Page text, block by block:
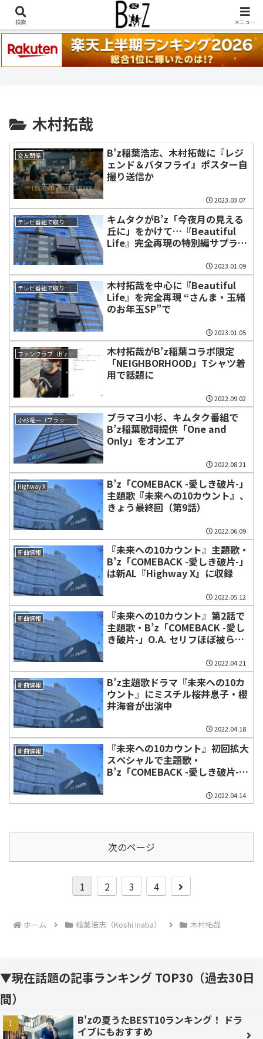
稲葉浩志『en-Zepp』『enⅣ』セトリ一覧はこちら
木村拓哉
交友関係
B’z稲葉浩志、木村拓哉に『レジ
ェンド＆バタフライ』ポスター自
撮り送信か
2023.03.07
テレビ番組で取り上げられた話題
キムタクがB’z「今夜月の見える
丘に」をかけて…『Beautiful
Life』完全再現の特別編サプライ
2023.01.09
テレビ番組で取り上げられた話題
木村拓哉を中心に『Beautiful
Life』を完全再現 “さんま・玉緒
のお年玉SP”で
2023.01.05
ファンクラブ（B'z PARTY）
木村拓哉がB’z稲葉コラボ限定
「NEIGHBORHOOD」Tシャツ着
用で話題に
2022.09.02
小杉竜一（ブラックマヨネーズ）
ブラマヨ小杉、キムタク番組で
B’z稲葉歌詞提供「One and
Only」をオンエア
2022.08.21
Highway X
B’z「COMEBACK -愛しき破片-」
主題歌『未来への10カウント』、
きょう最終回（第9話）
2022.06.09
新曲情報
『未来への10カウント』主題歌・
B’z「COMEBACK -愛しき破片-」
は新AL『Highway X』に収録
2022.05.12
新曲情報
『未来への10カウント』第2話で
主題歌・B’z「COMEBACK -愛し
き破片-」O.A. セリフほぼ被らず
2022.04.21
新曲情報
B’z主題歌ドラマ『未来への10カ
ウント』にミスチル桜井息子・櫻
井海音が出演中
2022.04.18
新曲情報
『未来への10カウント』初回拡大
スペシャルで主題歌・
B’z「COMEBACK -愛しき破片-」
2022.04.14
次のページ
1 2 3 4
次
ホーム 稲葉浩志（Koshi Inaba） 木村拓哉
▼現在話題の記事ランキング TOP30（過去30日
間）
B'zの夏うたBEST10ランキング！ ドラ
イブにもおすすめ
検索 メニュー